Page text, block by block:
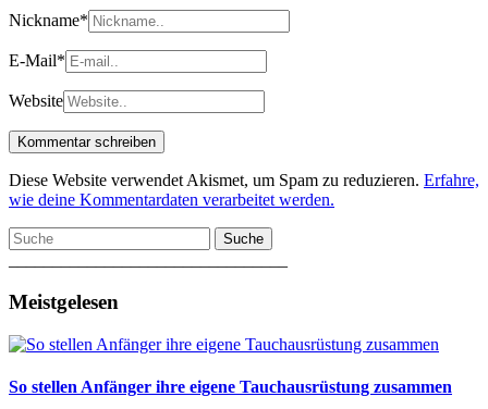
Nickname*
E-Mail*
Website
Diese Website verwendet Akismet, um Spam zu reduzieren. Erfahre,
wie deine Kommentardaten verarbeitet werden.
Suche
Meistgelesen
So stellen Anfänger ihre eigene Tauchausrüstung zusammen